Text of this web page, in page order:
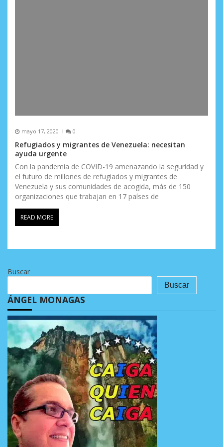
mayo 17, 2020 0
Refugiados y migrantes de Venezuela: necesitan
ayuda urgente
Con la pandemia de COVID-19 amenazando la seguridad y
el futuro de millones de refugiados y migrantes de
Venezuela y sus comunidades de acogida, más de 150
organizaciones que trabajan en 17 países de
READ MORE
Buscar
Buscar
ÁNGEL MONAGAS